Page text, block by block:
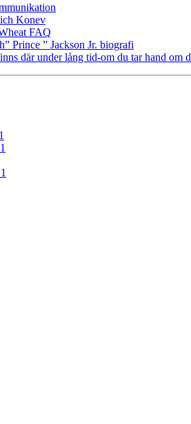
Konev
FAQ
Prince ” Jackson Jr. biografi
där under lång tid-om du tar hand om